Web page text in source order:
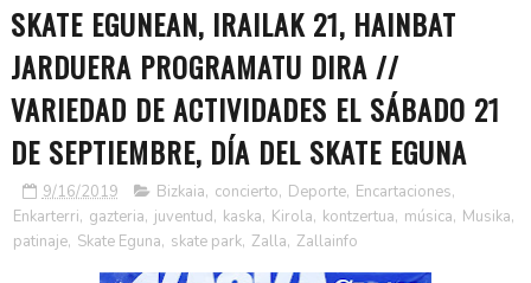
SKATE EGUNEAN, IRAILAK 21, HAINBAT
JARDUERA PROGRAMATU DIRA //
VARIEDAD DE ACTIVIDADES EL SÁBADO 21
DE SEPTIEMBRE, DÍA DEL SKATE EGUNA
9/16/2019 Bizkaia, concierto, Deporte, Encartaciones,
Enkarterri, gazteria, juventud, kaska, Kirola, kontzertua, música, Musika,
patinaje, Skate Eguna, skate park, Zalla, Zallainfo